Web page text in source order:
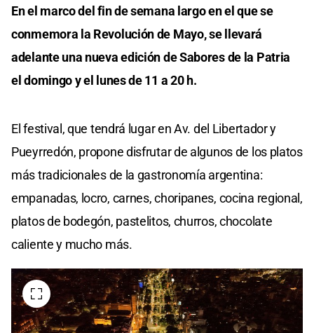
En el marco del fin de semana largo en el que se
conmemora la Revolución de Mayo, se llevará
adelante una nueva edición de Sabores de la Patria
el domingo y el lunes de 11 a 20 h.
El festival, que tendrá lugar en Av. del Libertador y
Pueyrredón, propone disfrutar de algunos de los platos
más tradicionales de la gastronomía argentina:
empanadas, locro, carnes, choripanes, cocina regional,
platos de bodegón, pastelitos, churros, chocolate
caliente y mucho más.